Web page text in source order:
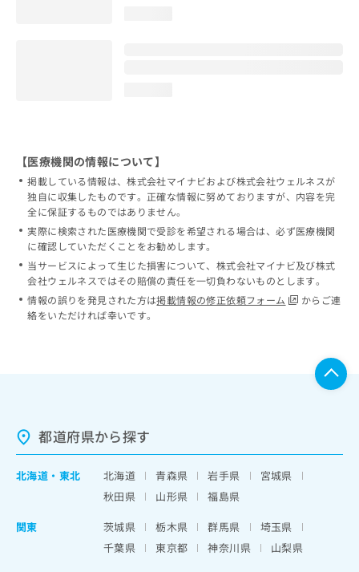
【医療機関の情報について】
掲載している情報は、株式会社マイナビおよび株式会社ウェルネスが
独自に収集したものです。正確な情報に努めておりますが、内容を完
全に保証するものではありません。
実際に検索された医療機関で受診を希望される場合は、必ず医療機関
に確認していただくことをお勧めします。
当サービスによって生じた損害について、株式会社マイナビ及び株式
会社ウェルネスではその賠償の責任を一切負わないものとします。
情報の誤りを発見された方は掲載情報の修正依頼フォーム
からご連
絡をいただければ幸いです。
都道府県から探す
北海道 ・ 東北 北海道 青森県 岩手県
宮城県
秋田県
山形県
福島県
関東
茨城県 栃木県 群馬県
埼玉県
千葉県
東京都 神奈川県
山梨県